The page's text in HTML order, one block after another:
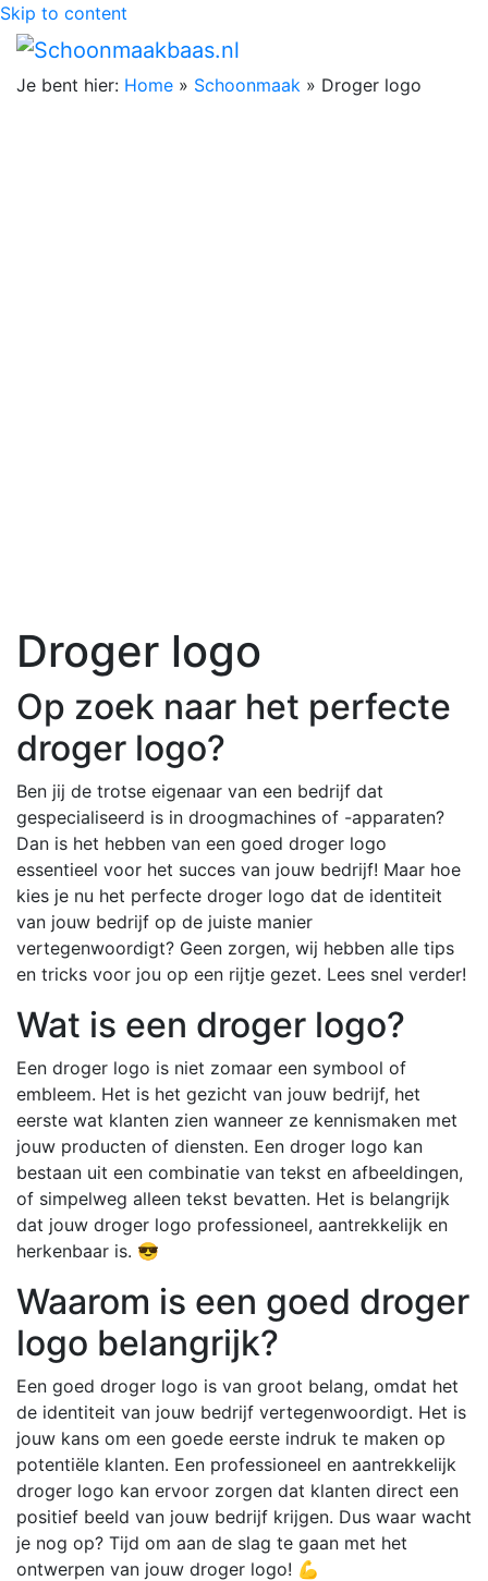
Skip to content
Je bent hier: Home » Schoonmaak » Droger logo
Droger logo
Op zoek naar het perfecte
droger logo?
Ben jij de trotse eigenaar van een bedrijf dat
gespecialiseerd is in droogmachines of -apparaten?
Dan is het hebben van een goed droger logo
essentieel voor het succes van jouw bedrijf! Maar hoe
kies je nu het perfecte droger logo dat de identiteit
van jouw bedrijf op de juiste manier
vertegenwoordigt? Geen zorgen, wij hebben alle tips
en tricks voor jou op een rijtje gezet. Lees snel verder!
Wat is een droger logo?
Een droger logo is niet zomaar een symbool of
embleem. Het is het gezicht van jouw bedrijf, het
eerste wat klanten zien wanneer ze kennismaken met
jouw producten of diensten. Een droger logo kan
bestaan uit een combinatie van tekst en afbeeldingen,
of simpelweg alleen tekst bevatten. Het is belangrijk
dat jouw droger logo professioneel, aantrekkelijk en
herkenbaar is. 😎
Waarom is een goed droger
logo belangrijk?
Een goed droger logo is van groot belang, omdat het
de identiteit van jouw bedrijf vertegenwoordigt. Het is
jouw kans om een goede eerste indruk te maken op
potentiële klanten. Een professioneel en aantrekkelijk
droger logo kan ervoor zorgen dat klanten direct een
positief beeld van jouw bedrijf krijgen. Dus waar wacht
je nog op? Tijd om aan de slag te gaan met het
ontwerpen van jouw droger logo! 💪